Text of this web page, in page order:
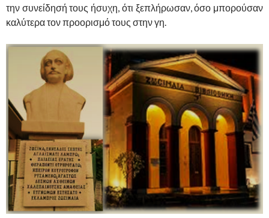
την συνείδησή τους ήσυχη, ότι ξεπλήρωσαν, όσο μπορούσαν
καλύτερα τον προορισμό τους στην γη.